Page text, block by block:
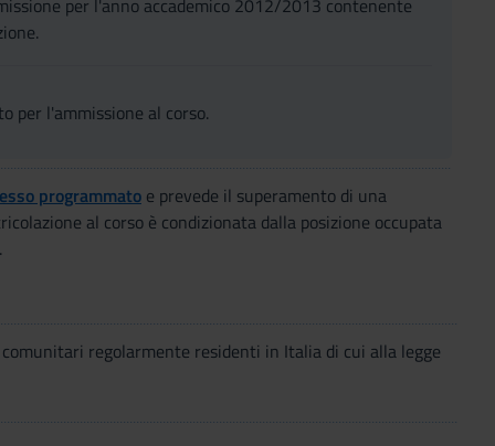
per l'anno accademico 2012/2013 contenente
per l'ammissione al corso.
programmatoe prevede il superamento di una
al corso è condizionata dalla posizione occupata
regolarmente residenti in Italia di cui alla legge